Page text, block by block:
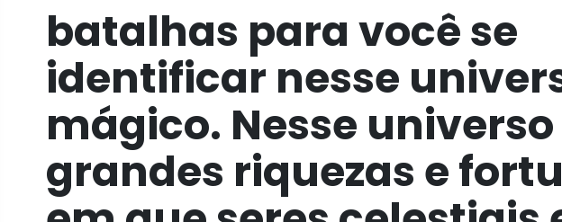
batalhas para você se
identificar nesse
mágico. Nesse
grandes riquezas e